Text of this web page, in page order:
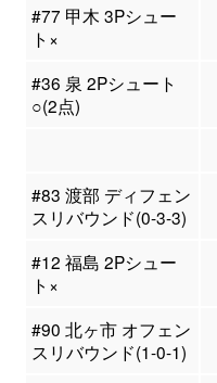
#77 甲木 3Pシュー
ト×
#36 泉 2Pシュート
○(2点)
#83 渡部 ディフェン
スリバウンド(0-3-3)
#12 福島 2Pシュー
ト×
#90 北ヶ市 オフェン
スリバウンド(1-0-1)